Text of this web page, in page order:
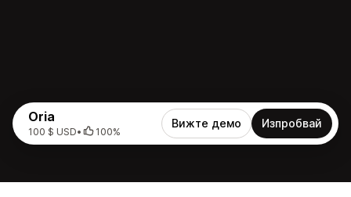
Oria
100 $ USD• 100%
Вижте демо Изпробвай